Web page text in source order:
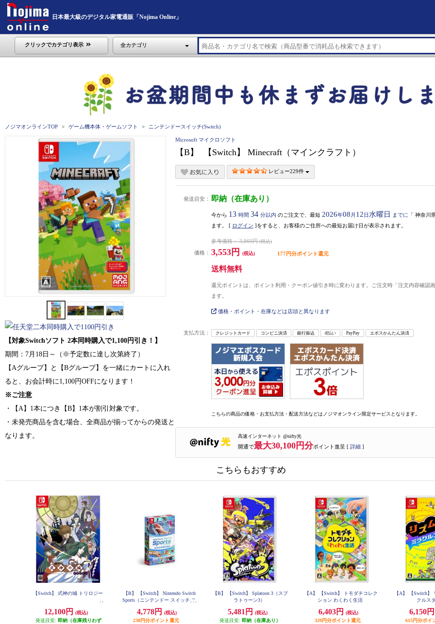
日本最大級のデジタル家電通販「Nojima Online」
クリックでカテゴリ表示 全カテゴリ
ノジマオンラインTOP ゲーム機本体・ゲームソフト ニンテンドースイッチ(Switch)
【対象Switchソフト 2本同時購入で1,100円引き！】
期間：7月18日～（※予定数に達し次第終了）
【Aグループ】と【Bグループ】を一緒にカートに入れ
ると、お会計時に1,100円OFFになります！
※ご注意
・【A】1本につき【B】1本が割引対象です。
・未発売商品を含む場合、全商品が揃ってからの発送と
なります。
Microsoft マイクロソフト
【B】 【Switch】 Minecraft（マインクラフト）
レビュー229件
発送目安： 即納（在庫あり）
今から 13 時間 34 分以内 のご注文で、最短 2026年08 月 12日 水曜日 までに 「 神奈川
ます。 [ ログイン ]をすると、お客様のご住所への最短お届け日が表示されます。
価格：
参考価格： 3,960円(税込)
3,553円 (税込) 177円分ポイント還元
送料無料
還元ポイントは、ポイント利用・クーポン値引き時に変わります。ご注文時「注文内容確認
ます。
価格・ポイント・在庫などは店頭と異なります
支払方法： クレジットカード コンビニ決済 銀行振込 d払い PayPay エポスかんたん決済
こちらの商品の価格・お支払方法・配送方法などはノジマオンライン限定サービスとなります。
高速インターネット @nifty光
開通で最大30,100円分ポイント進呈 [ 詳細 ]
こちらもおすすめ
【Switch】 式神の城 トリロジー
12,100円
(税込)
発送目安: 即納（在庫残りわず
【B】 【Switch】 Nintendo Switch
Sports（ニンテンドー スイッチ ス
4,778円
(税込)
238円分ポイント還元
【B】 【Switch】 Splatoon 3（スプ
ラトゥーン3）
5,481円
(税込)
発送目安: 即納（在庫あり）
【A】 【Switch】 トモダチコレク
ション わくわく生活
6,403円
(税込)
320円分ポイント還元
【A】 【Switch】
クルス
6,150円
615円分ポイ